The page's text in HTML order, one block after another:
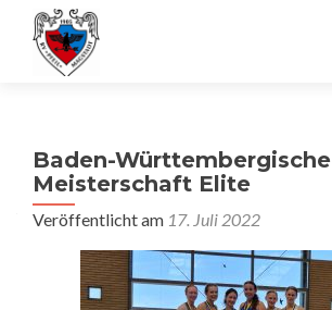
Baden-Württembergische
Meisterschaft Elite
Veröffentlicht am 17. Juli 2022